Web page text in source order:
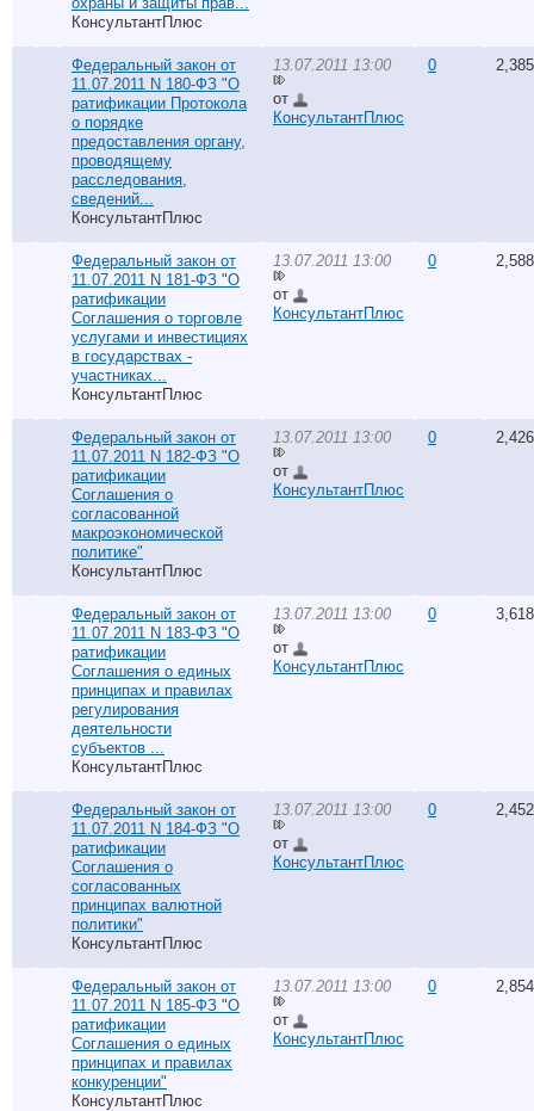
КонсультантПлюс
Федеральный закон от
11.07.2011 N 180-ФЗ "О
ратификации Протокола
о порядке
предоставления органу,
проводящему
расследования,
сведений...
КонсультантПлюс
13.07.2011 13:00
от
КонсультантПлюс
0 2,385
Федеральный закон от
11.07.2011 N 181-ФЗ "О
ратификации
Соглашения о торговле
услугами и инвестициях
в государствах -
участниках...
КонсультантПлюс
13.07.2011 13:00
от
КонсультантПлюс
0 2,588
Федеральный закон от
11.07.2011 N 182-ФЗ "О
ратификации
Соглашения о
согласованной
макроэкономической
политике"
КонсультантПлюс
13.07.2011 13:00
от
КонсультантПлюс
0 2,426
Федеральный закон от
11.07.2011 N 183-ФЗ "О
ратификации
Соглашения о единых
принципах и правилах
регулирования
деятельности
субъектов ...
КонсультантПлюс
13.07.2011 13:00
от
КонсультантПлюс
0 3,618
Федеральный закон от
11.07.2011 N 184-ФЗ "О
ратификации
Соглашения о
согласованных
принципах валютной
политики"
КонсультантПлюс
13.07.2011 13:00
от
КонсультантПлюс
0 2,452
Федеральный закон от
11.07.2011 N 185-ФЗ "О
ратификации
Соглашения о единых
принципах и правилах
конкуренции"
КонсультантПлюс
13.07.2011 13:00
от
КонсультантПлюс
0 2,854